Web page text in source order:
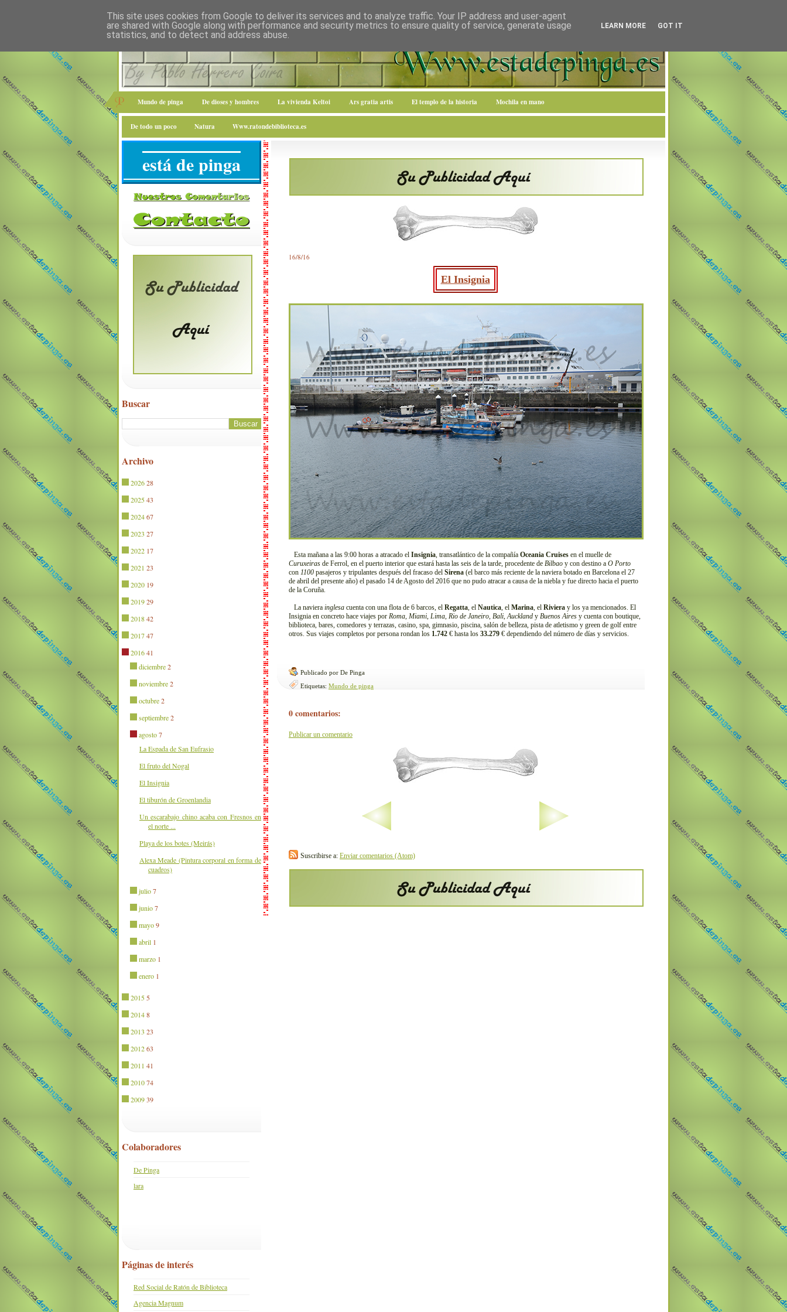
Mundo de pinga De dioses y hombres La vivienda Keltoi Ars gratia artis El templo de la historia Mochila en mano
De todo un poco Natura Www.ratondebiblioteca.es
16/8/16
El Insignia
Esta mañana a las 9:00 horas a atracado el Insignia, transatlántico de la compañía Oceania Cruises en el muelle de
Curuxeiras de Ferrol, en el puerto interior que estará hasta las seis de la tarde, procedente de Bilbao y con destino a O Porto
con 1100 pasajeros y tripulantes después del fracaso del Sirena (el barco más reciente de la naviera botado en Barcelona el 27
de abril del presente año) el pasado 14 de Agosto del 2016 que no pudo atracar a causa de la niebla y fue directo hacia el puerto
de la Coruña.
La naviera inglesa cuenta con una flota de 6 barcos, el Regatta, el Nautica, el Marina, el Riviera y los ya mencionados. El
Insignia en concreto hace viajes por Roma, Miami, Lima, Rio de Janeiro, Bali,Auckland y Buenos Aires y cuenta con boutique,
biblioteca, bares, comedores y terrazas, casino, spa, gimnasio, piscina, salón de belleza, pista de atletismo y green de golf entre
otros. Sus viajes completos por persona rondan los 1.742 € hasta los 33.279 € dependiendo del número de días y servicios.
Publicado por De Pinga
Etiquetas: Mundo de pinga
0 comentarios:
Publicar un comentario
Suscribirse a: Enviar comentarios (Atom)
está de pinga
Buscar
Archivo
202628
202543
202467
2023 27
2022 17
2021 23
2020 19
201929
201842
201747
201641
diciembre 2
noviembre 2
octubre 2
septiembre 2
agosto 7
La Espada de San Eufrasio
El fruto del Nogal
El Insignia
El tiburón de Groenlandia
Un escarabajo chino acaba con Fresnos en
el norte ...
Playa de los botes (Meirás)
Alexa Meade (Pintura corporal en forma de
cuadros)
julio 7
junio 7
mayo 9
abril 1
marzo 1
enero 1
2015 5
20148
2013 23
201263
2011 41
201074
200939
Colaboradores
De Pinga
lara
Páginas de interés
Red Social de Ratón de Biblioteca
Agencia Magnum
This site uses cookies from Google to deliver its services and to analyze traffic. Your IP address and user-agent
are shared with Google along with performance and security metrics to ensure quality of service, generate usage
statistics, and to detect and address abuse.
LEARN MORE GOT IT